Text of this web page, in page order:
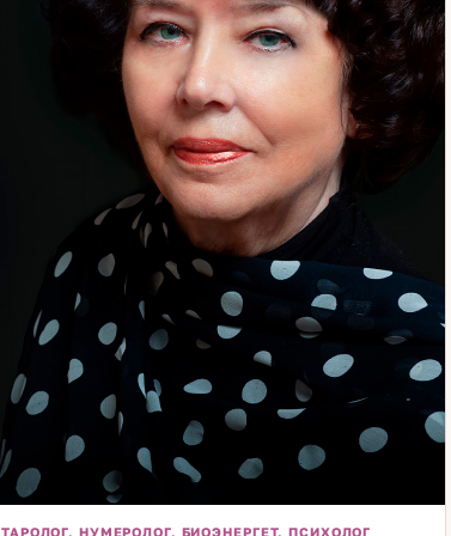
ТАРОЛОГ, НУМЕРОЛОГ, БИОЭНЕРГЕТ, ПСИХОЛОГ